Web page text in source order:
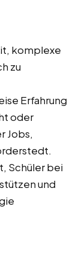
komplexe
zu
Erfahrung
oder
Jobs,
Schüler bei
und